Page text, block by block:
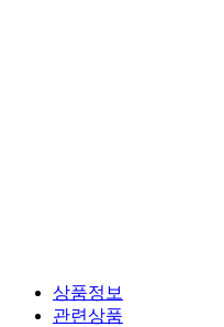
상품정보
관련상품